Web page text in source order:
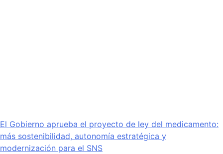
El Gobierno aprueba el proyecto de ley del medicamento:
más sostenibilidad, autonomía estratégica y
modernización para el SNS